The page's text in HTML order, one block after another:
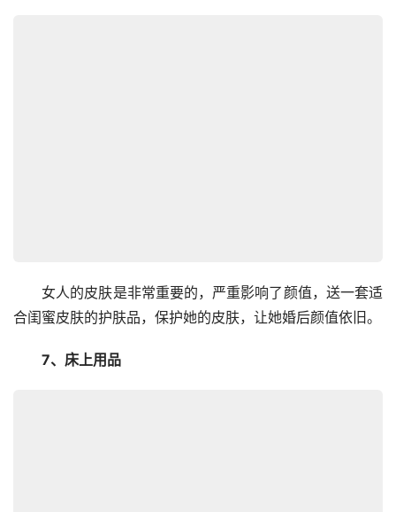
女人的皮肤是非常重要的，严重影响了颜值，送一套适
合闺蜜皮肤的护肤品，保护她的皮肤，让她婚后颜值依旧。
7、床上用品